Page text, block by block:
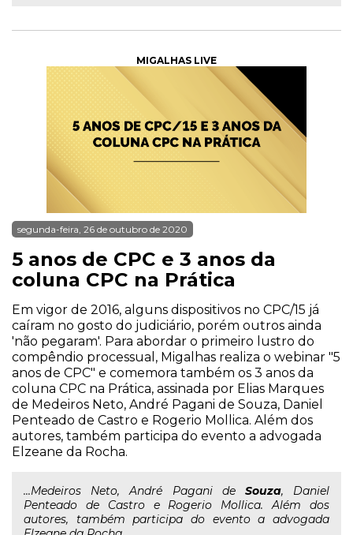
MIGALHAS LIVE
segunda-feira, 26 de outubro de 2020
5 anos de CPC e 3 anos da
coluna CPC na Prática
Em vigor de 2016, alguns dispositivos no CPC/15 já
caíram no gosto do judiciário, porém outros ainda
'não pegaram'. Para abordar o primeiro lustro do
compêndio processual, Migalhas realiza o webinar "5
anos de CPC" e comemora também os 3 anos da
coluna CPC na Prática, assinada por Elias Marques
de Medeiros Neto, André Pagani de Souza, Daniel
Penteado de Castro e Rogerio Mollica. Além dos
autores, também participa do evento a advogada
Elzeane da Rocha.
...Medeiros Neto, André Pagani de Souza, Daniel
Penteado de Castro e Rogerio Mollica. Além dos
autores, também participa do evento a advogada